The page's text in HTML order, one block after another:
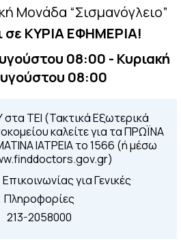
Μονάδα “Σισμανόγλειο”
σε ΚΥΡΙΑ ΕΦΗΜΕΡΙΑ!
08:00 - Κυριακή
08:00
ΤΕΙ (Τακτικά Εξωτερικά
καλείτε για τα ΠΡΩΪΝΑ
ΙΑΤΡΕΙΑ το 1566 (ή μέσω
για Γενικές
Πληροφορίες
213-2058000
Τηλέφωνα
Για τα πρωινά
Από τον
Καλώντας
Μέσω της